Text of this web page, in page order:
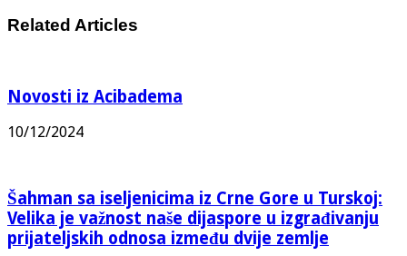
Related Articles
Novosti iz Acibadema
10/12/2024
Šahman sa iseljenicima iz Crne Gore u Turskoj:
Velika je važnost naše dijaspore u izgrađivanju
prijateljskih odnosa između dvije zemlje